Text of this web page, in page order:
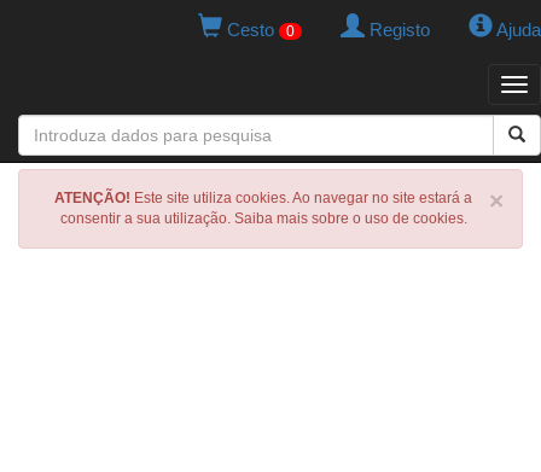
Cesto 0 Registo Ajuda
×
ATENÇÃO! Este site utiliza cookies. Ao navegar no site estará a
consentir a sua utilização. Saiba mais sobre o uso de cookies.